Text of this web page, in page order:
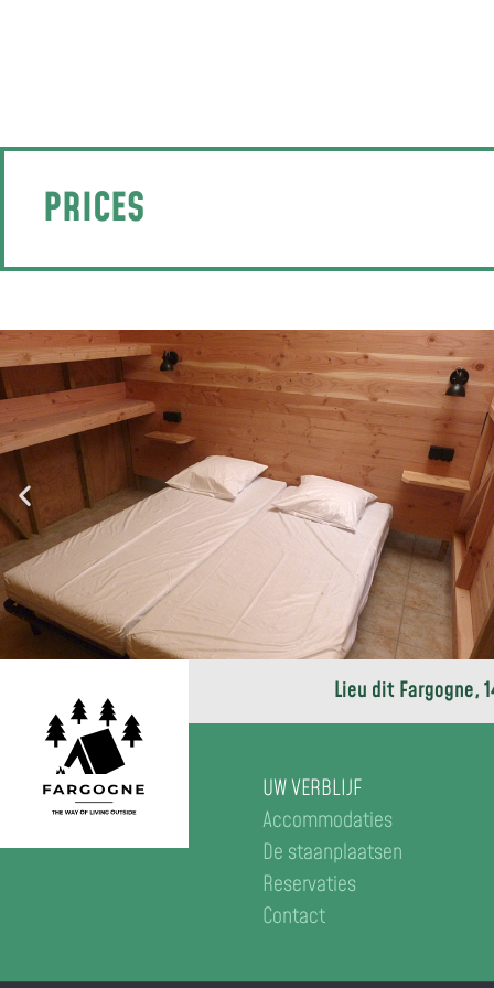
PRICES
Lieu dit Fargogne,
UW VERBLIJF
Accommodaties
De staanplaatsen
Reservaties
Contact